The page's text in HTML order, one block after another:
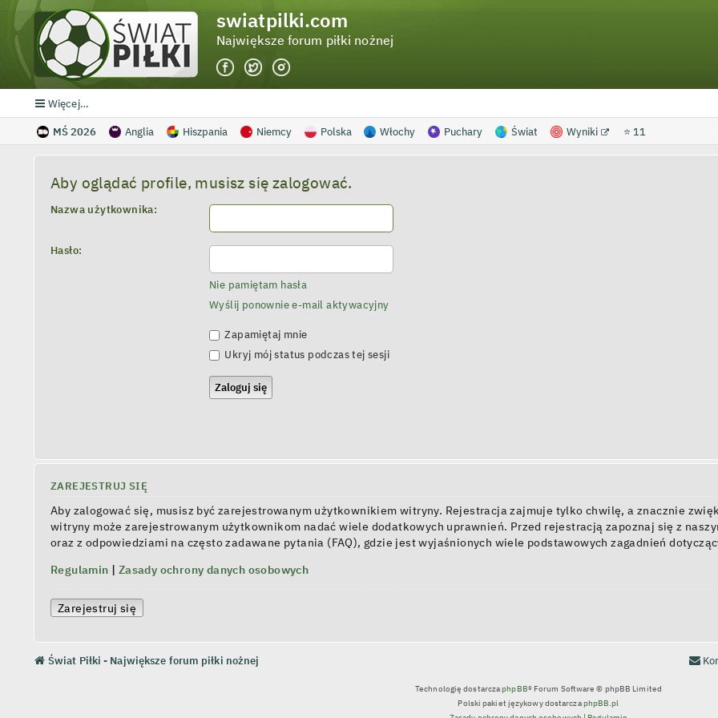
swiatpilki.com
Największe forum piłki nożnej
Więcej…
MŚ 2026 Anglia Hiszpania Niemcy Polska Włochy Puchary Świat Wyniki ⭐ 11
Aby oglądać profile, musisz się zalogować.
Nazwa użytkownika:
Hasło:
Nie pamiętam hasła
Wyślij ponownie e-mail aktywacyjny
Zapamiętaj mnie
Ukryj mój status podczas tej sesji
ZAREJESTRUJ SIĘ
Aby zalogować się, musisz być zarejestrowanym użytkownikiem witryny. Rejestracja zajmuje tylko chwilę, a znacznie
witryny może zarejestrowanym użytkownikom nadać wiele dodatkowych uprawnień. Przed rejestracją zapoznaj się z
oraz z odpowiedziami na często zadawane pytania (FAQ), gdzie jest wyjaśnionych wiele podstawowych zagadnień
Regulamin | Zasady ochrony danych osobowych
Zarejestruj się
Świat Piłki - Największe forum piłki nożnej
Technologię dostarczaphpBB® Forum Software © phpBB Limited
Polski pakiet językowy dostarczaphpBB.pl